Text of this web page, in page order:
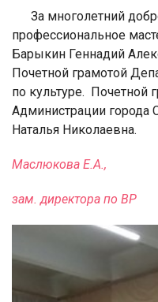
За многолетний
профессиональное
Барыкин Геннадий
Почетной грамотой
по культуре.
Почетной
Администрации города
Наталья Николаевна.
Маслюкова Е.А.,
зам. директора по ВР